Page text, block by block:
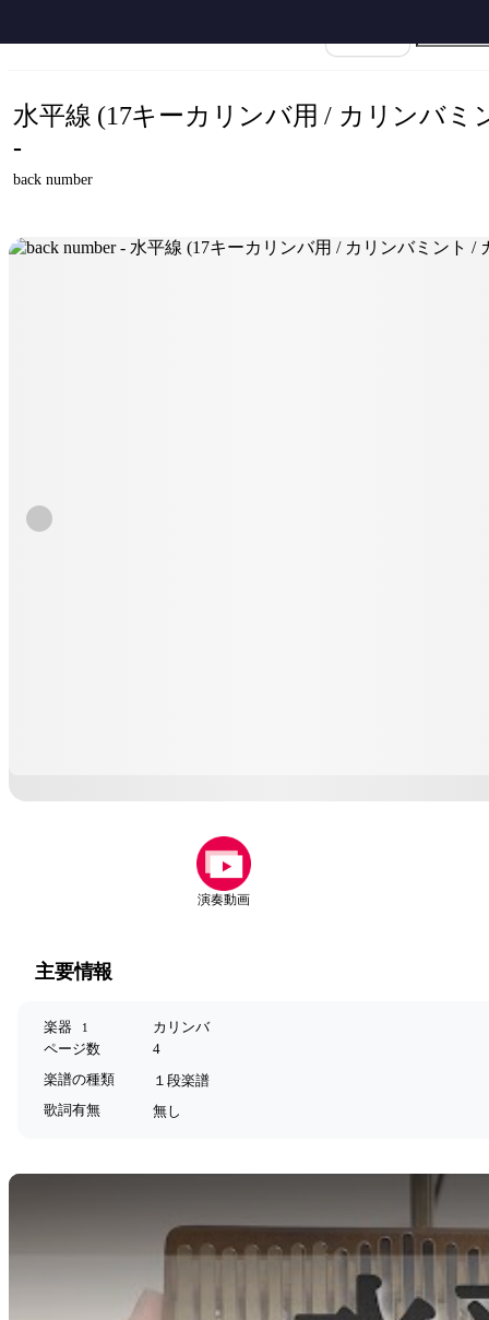
水平線 (17キーカリンバ用 / カリンバ
-
back number
演奏動画
主要情報
楽器 1
カリンバ
ページ数
4
楽譜の種類
１段楽譜
歌詞有無
無し